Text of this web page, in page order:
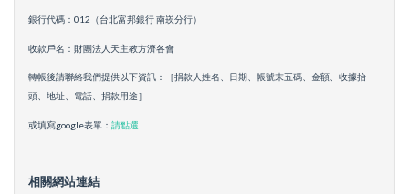
銀行代碼：012（台北富邦銀行 南崁分行）
收款戶名：財團法人天主教方濟各會
轉帳後請聯絡我們提供以下資訊：［捐款人姓名、日期、帳號末五碼、金額、收據抬
頭、地址、電話、捐款用途］
或填寫google表單： 請點選
相關網站連結